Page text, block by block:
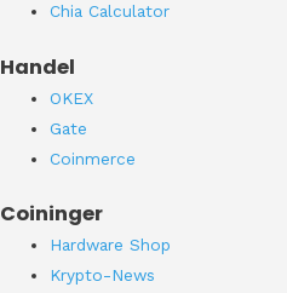
Chia Calculator
Handel
OKEX
Gate
Coinmerce
Coininger
Hardware Shop
Krypto-News